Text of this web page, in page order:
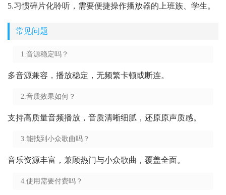
5.习惯碎片化聆听，需要便捷操作播放器的上班族、学生。
常见问题
1.音源稳定吗？
多音源兼容，播放稳定，无频繁卡顿或断连。
2.音质效果如何？
支持高质量音频播放，音质清晰细腻，还原原声质感。
3.能找到小众歌曲吗？
音乐资源丰富，兼顾热门与小众歌曲，覆盖全面。
4.使用需要付费吗？